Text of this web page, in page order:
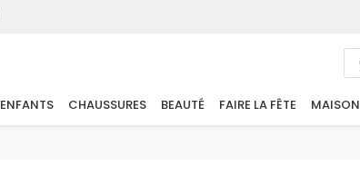
ENFANTS CHAUSSURES BEAUTÉ FAIRE LA FÊTE MAISON